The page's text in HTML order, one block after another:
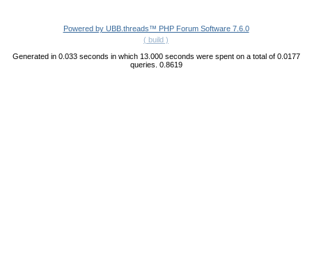
Powered by UBB.threads™ PHP Forum Software 7.6.0
( build )
Generated in 0.033 seconds in which 13.000 seconds were spent on a total of 0.0177
queries. 0.8619